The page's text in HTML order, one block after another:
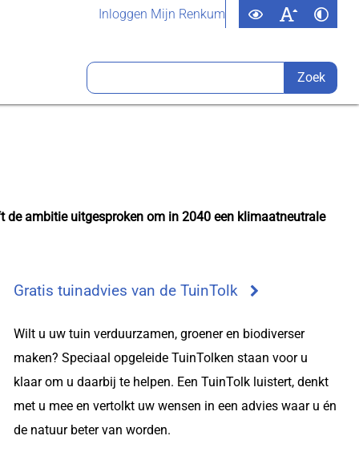
Inloggen Mijn Renkum
de ambitie uitgesproken om in 2040 een klimaatneutrale
Gratis tuinadvies van de TuinTolk
Wilt u uw tuin verduurzamen, groener en biodiverser
maken? Speciaal opgeleide TuinTolken staan voor u
klaar om u daarbij te helpen. Een TuinTolk luistert, denkt
met u mee en vertolkt uw wensen in een advies waar u én
de natuur beter van worden.